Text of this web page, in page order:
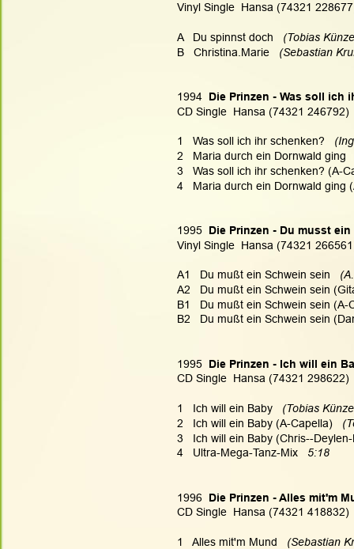
Vinyl Single  Hansa (74321
A   Du spinnst doch
(Tobias
B   Christina.Marie
(Sebastian
1994 Die Prinzen - Was soll ich
CD Single  Hansa (74321 246792)
1   Was soll ich ihr schenken?
2   Maria durch ein Dornwald ging
3   Was soll ich ihr schenken? (A-
4   Maria durch ein Dornwald ging
1995 Die Prinzen - Du musst
Vinyl Single  Hansa (74321
A1   Du mußt ein Schwein sein
A2   Du mußt ein Schwein sein
B1   Du mußt ein Schwein sein
B2   Du mußt ein Schwein sein
1995 Die Prinzen - Ich will ein
CD Single  Hansa (74321 298622)
1   Ich will ein Baby
(Tobias
2   Ich will ein Baby (A-Capella)
3   Ich will ein Baby (Chris--
4   Ultra-Mega-Tanz-Mix
  5:18
1996
Die Prinzen - Alles mit'm
CD Single  Hansa (74321 418832)
1   Alles mit'm Mund
(Sebastian